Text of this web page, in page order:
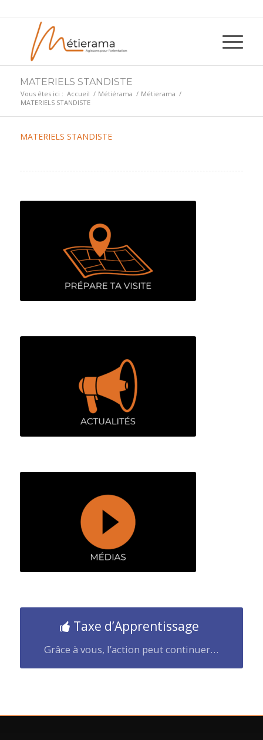
MATERIELS STANDISTE
Vous êtes ici : Accueil / Métiérama / Métierama /
MATERIELS STANDISTE
MATERIELS STANDISTE
Taxe d’Apprentissage
Grâce à vous, l’action peut continuer…